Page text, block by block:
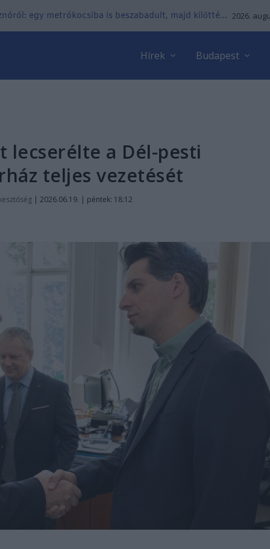
egy metrókocsiba is beszabadult, majd kilőtté... 2026.
Hírek Budapest
lecserélte a Dél-pesti
teljes vezetését
| 2026.06.19. | péntek: 18:12